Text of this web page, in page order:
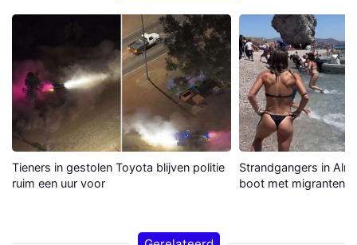
Tieners in gestolen Toyota blijven politie
ruim een uur voor
Strandgangers in
boot met migranten